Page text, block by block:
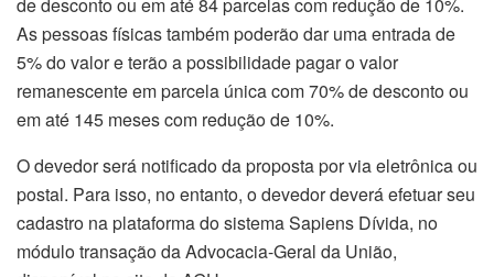
As pessoas físicas também poderão dar uma entrada de
5% do valor e terão a possibilidade pagar o valor
remanescente em parcela única com 70% de desconto ou
em até 145 meses com redução de 10%.
O devedor será notificado da proposta por via eletrônica ou
postal. Para isso, no entanto, o devedor deverá efetuar seu
cadastro na plataforma do sistema Sapiens Dívida, no
módulo transação da Advocacia-Geral da União,